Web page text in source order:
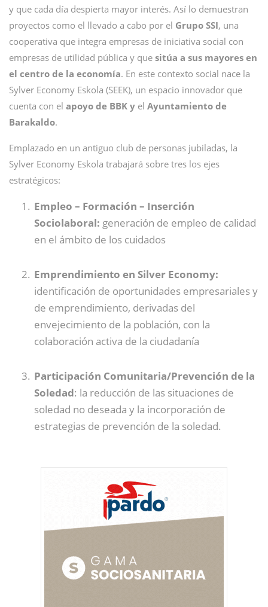
y que cada día despierta mayor interés. Así lo demuestran
proyectos como el llevado a cabo por el Grupo SSI, una
cooperativa que integra empresas de iniciativa social con
empresas de utilidad pública y que sitúa a sus mayores en
el centro de la economía. En este contexto social nace la
Sylver Economy Eskola (SEEK), un espacio innovador que
cuenta con el apoyo de BBK y el Ayuntamiento de
Barakaldo.
Emplazado en un antiguo club de personas jubiladas, la
Sylver Economy Eskola trabajará sobre tres los ejes
estratégicos:
Empleo – Formación – Inserción
Sociolaboral: generación de empleo de calidad
en el ámbito de los cuidados
Emprendimiento en Silver Economy:
identificación de oportunidades empresariales y
de emprendimiento, derivadas del
envejecimiento de la población, con la
colaboración activa de la ciudadanía
Participación Comunitaria/Prevención de la
Soledad: la reducción de las situaciones de
soledad no deseada y la incorporación de
estrategias de prevención de la soledad.